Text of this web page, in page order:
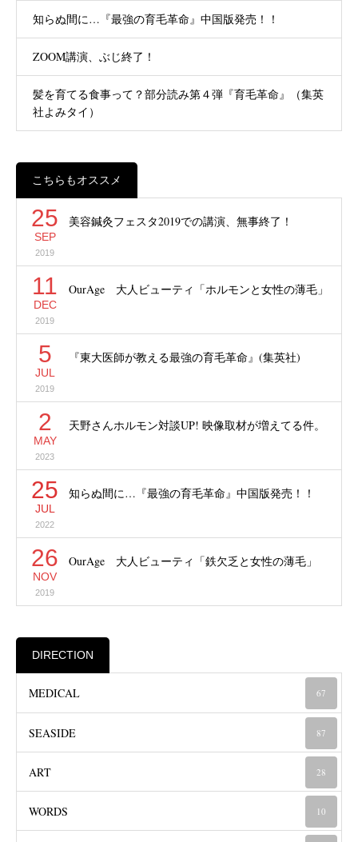
知らぬ間に…『最強の育毛革命』中国版発売！！
ZOOM講演、ぶじ終了！
髪を育てる食事って？部分読み第４弾『育毛革命』（集英
社よみタイ）
こちらもオススメ
25
SEP
2019
美容鍼灸フェスタ2019での講演、無事終了！
11
DEC
2019
OurAge 大人ビューティ「ホルモンと女性の薄毛」
5
JUL
2019
『東大医師が教える最強の育毛革命』(集英社)
2
MAY
2023
天野さんホルモン対談UP! 映像取材が増えてる件。
25
JUL
2022
知らぬ間に…『最強の育毛革命』中国版発売！！
26
NOV
2019
OurAge 大人ビューティ「鉄欠乏と女性の薄毛」
DIRECTION
MEDICAL 67
SEASIDE 87
ART 28
WORDS 10